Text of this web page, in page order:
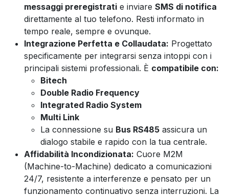
messaggi preregistrati e inviare SMS di notifica
direttamente al tuo telefono. Resti informato in
tempo reale, sempre e ovunque.
Integrazione Perfetta e Collaudata: Progettato
specificamente per integrarsi senza intoppi con i
principali sistemi professionali. È compatibile con:
Bitech
Double Radio Frequency
Integrated Radio System
Multi Link
La connessione su Bus RS485 assicura un
dialogo stabile e rapido con la tua centrale.
Affidabilità Incondizionata: Cuore M2M
(Machine-to-Machine) dedicato a comunicazioni
24/7, resistente a interferenze e pensato per un
funzionamento continuativo senza interruzioni. La